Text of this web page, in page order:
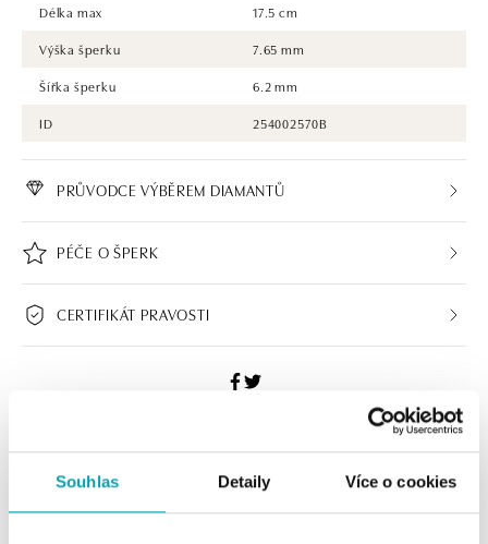
Souhlas Detaily Více o cookies
Délka max
17.5 cm
Výška šperku
7.65 mm
Šířka šperku
6.2 mm
ID
254002570B
PRŮVODCE VÝBĚREM DIAMANTŮ
PÉČE O ŠPERK
CERTIFIKÁT PRAVOSTI
HALADA BUTIKY
Navštivte naše butiky